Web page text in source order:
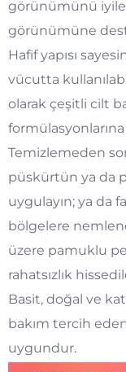
görünümünü
görünümüne
Hafif yapısı
vücutta
olarak çeşitli cilt
Temizlemeden
püskürtün ya da
uygulayın; ya da
bölgelere
üzere pamuklu
rahatsızlık
Basit, doğal ve
bakım tercih
uygundur.